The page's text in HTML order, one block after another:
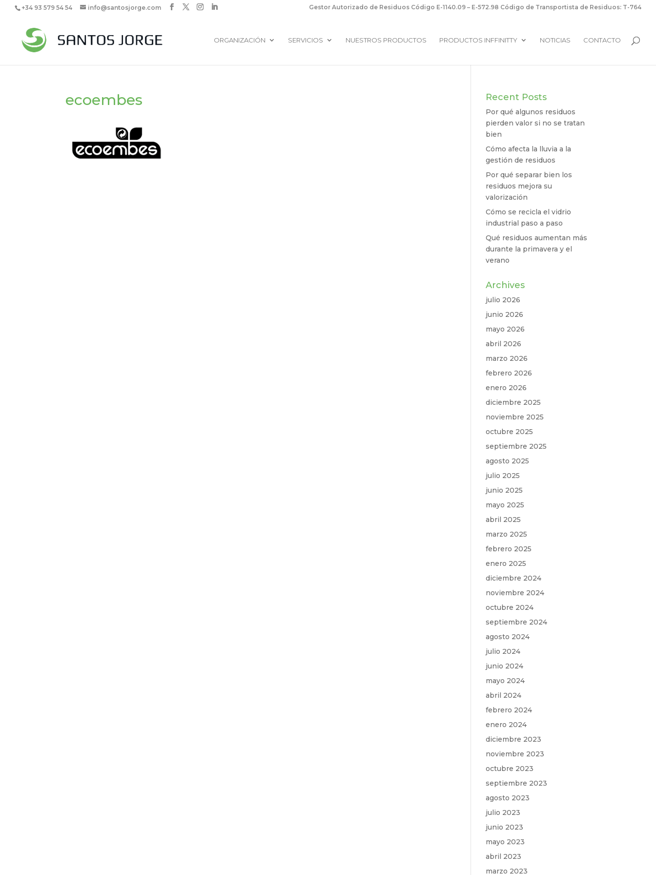
+34 93 579 54 54 info@santosjorge.com Gestor Autorizado de Residuos Código E-1140.09 – E-572.98 Código de Transportista de Residuos: T-764
ORGANIZACIÓN SERVICIOS NUESTROS PRODUCTOS PRODUCTOS INFFINITTY NOTICIAS CONTACTO
ecoembes Recent Posts
Por qué algunos residuos
pierden valor si no se tratan
bien
Cómo afecta la lluvia a la
gestión de residuos
Por qué separar bien los
residuos mejora su
valorización
Cómo se recicla el vidrio
industrial paso a paso
Qué residuos aumentan más
durante la primavera y el
verano
Archives
julio 2026
junio 2026
mayo 2026
abril 2026
marzo 2026
febrero 2026
enero 2026
diciembre 2025
noviembre 2025
octubre 2025
septiembre 2025
agosto 2025
julio 2025
junio 2025
mayo 2025
abril 2025
marzo 2025
febrero 2025
enero 2025
diciembre 2024
noviembre 2024
octubre 2024
septiembre 2024
agosto 2024
julio 2024
junio 2024
mayo 2024
abril 2024
febrero 2024
enero 2024
diciembre 2023
noviembre 2023
octubre 2023
septiembre 2023
agosto 2023
julio 2023
junio 2023
mayo 2023
abril 2023
marzo 2023